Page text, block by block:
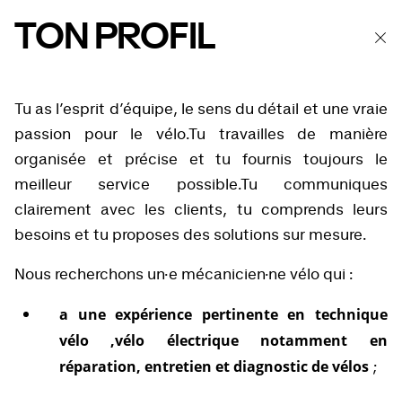
TON PROFIL
Tu as l’esprit d’équipe, le sens du détail et une vraie
passion pour le vélo.Tu travailles de manière
organisée et précise et tu fournis toujours le
meilleur service possible.Tu communiques
clairement avec les clients, tu comprends leurs
besoins et tu proposes des solutions sur mesure.
Nous recherchons un·e mécanicien·ne vélo qui :
a une expérience pertinente en technique
vélo ,vélo électrique notamment en
réparation, entretien et diagnostic de vélos ;